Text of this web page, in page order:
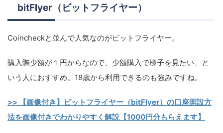
bitFlyer（ビットフライヤー）
Coincheckと並んで人気なのがビットフライヤー。
購入際少額が１円からなので、少額購入で様子を見たい、と
いう人におすすめ。18歳から利用できるのも強みですね。
>> 【画像付き】ビットフライヤー（bitFlyer）の口座開設方
法を画像付きでわかりやすく解説【1000円分もらえます】